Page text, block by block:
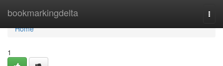
bookmarkingdelta
Home
Home
1